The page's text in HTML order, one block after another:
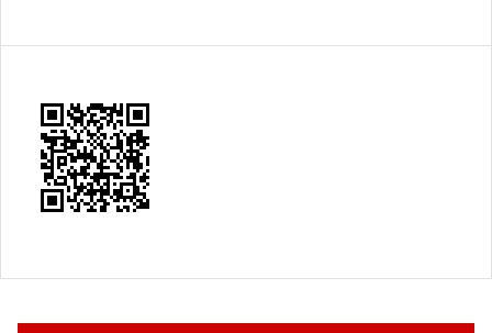
証明書・申請
職員採用